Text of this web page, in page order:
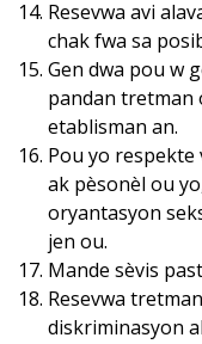
Resevwa avi
chak fwa sa
Gen dwa pou w
pandan tretman
etablisman an.
Pou yo
ak pèsonèl ou
oryantasyon
jen ou.
Mande sèvis
Resevwa
diskriminasyon